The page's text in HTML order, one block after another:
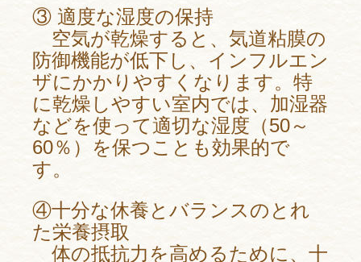
③ 適度な湿度の保持
空気が乾燥すると、気道粘膜の
防御機能が低下し、インフルエン
ザにかかりやすくなります。特
に乾燥しやすい室内では、加湿器
などを使って適切な湿度（50～
60％）を保つことも効果的で
す。
④十分な休養とバランスのとれ
た栄養摂取
体の抵抗力を高めるために、十